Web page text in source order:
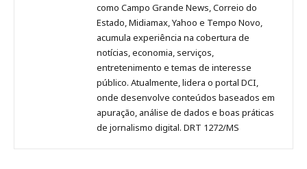
como Campo Grande News, Correio do
Estado, Midiamax, Yahoo e Tempo Novo,
acumula experiência na cobertura de
notícias, economia, serviços,
entretenimento e temas de interesse
público. Atualmente, lidera o portal DCI,
onde desenvolve conteúdos baseados em
apuração, análise de dados e boas práticas
de jornalismo digital. DRT 1272/MS